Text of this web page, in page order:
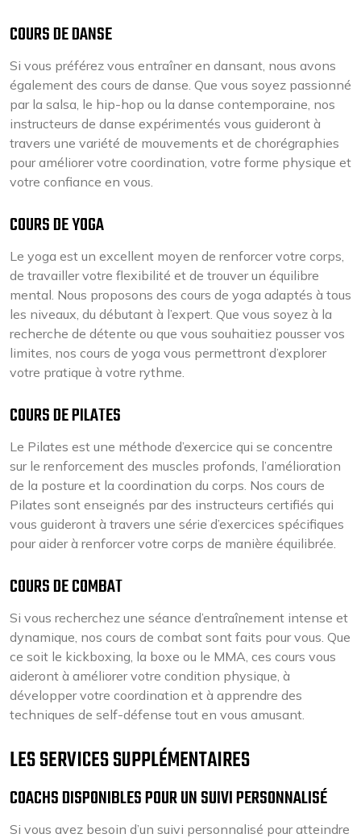
COURS DE DANSE
Si vous préférez vous entraîner en dansant, nous avons
également des cours de danse. Que vous soyez passionné
par la salsa, le hip-hop ou la danse contemporaine, nos
instructeurs de danse expérimentés vous guideront à
travers une variété de mouvements et de chorégraphies
pour améliorer votre coordination, votre forme physique et
votre confiance en vous.
COURS DE YOGA
Le yoga est un excellent moyen de renforcer votre corps,
de travailler votre flexibilité et de trouver un équilibre
mental. Nous proposons des cours de yoga adaptés à tous
les niveaux, du débutant à l’expert. Que vous soyez à la
recherche de détente ou que vous souhaitiez pousser vos
limites, nos cours de yoga vous permettront d’explorer
votre pratique à votre rythme.
COURS DE PILATES
Le Pilates est une méthode d’exercice qui se concentre
sur le renforcement des muscles profonds, l’amélioration
de la posture et la coordination du corps. Nos cours de
Pilates sont enseignés par des instructeurs certifiés qui
vous guideront à travers une série d’exercices spécifiques
pour aider à renforcer votre corps de manière équilibrée.
COURS DE COMBAT
Si vous recherchez une séance d’entraînement intense et
dynamique, nos cours de combat sont faits pour vous. Que
ce soit le kickboxing, la boxe ou le MMA, ces cours vous
aideront à améliorer votre condition physique, à
développer votre coordination et à apprendre des
techniques de self-défense tout en vous amusant.
LES SERVICES SUPPLÉMENTAIRES
COACHS DISPONIBLES POUR UN SUIVI PERSONNALISÉ
Si vous avez besoin d’un suivi personnalisé pour atteindre